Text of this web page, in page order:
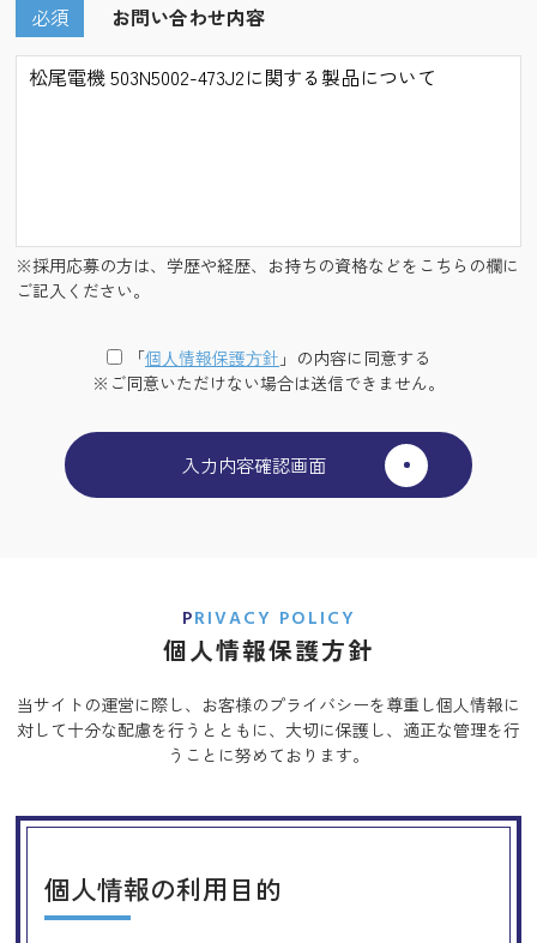
お問い合わせ内容
必須
※採用応募の方は、学歴や経歴、お持ちの資格などをこちらの欄に
ご記入ください。
「個⼈情報保護⽅針 」の内容に同意する
※ご同意いただけない場合は送信できません。
PRIVACY POLICY
個人情報保護方針
当サイトの運営に際し、お客様のプライバシーを尊重し個人情報に
対して十分な配慮を行うとともに、 大切に保護し、適正な管理を行
うことに努めております。
個人情報の利用目的